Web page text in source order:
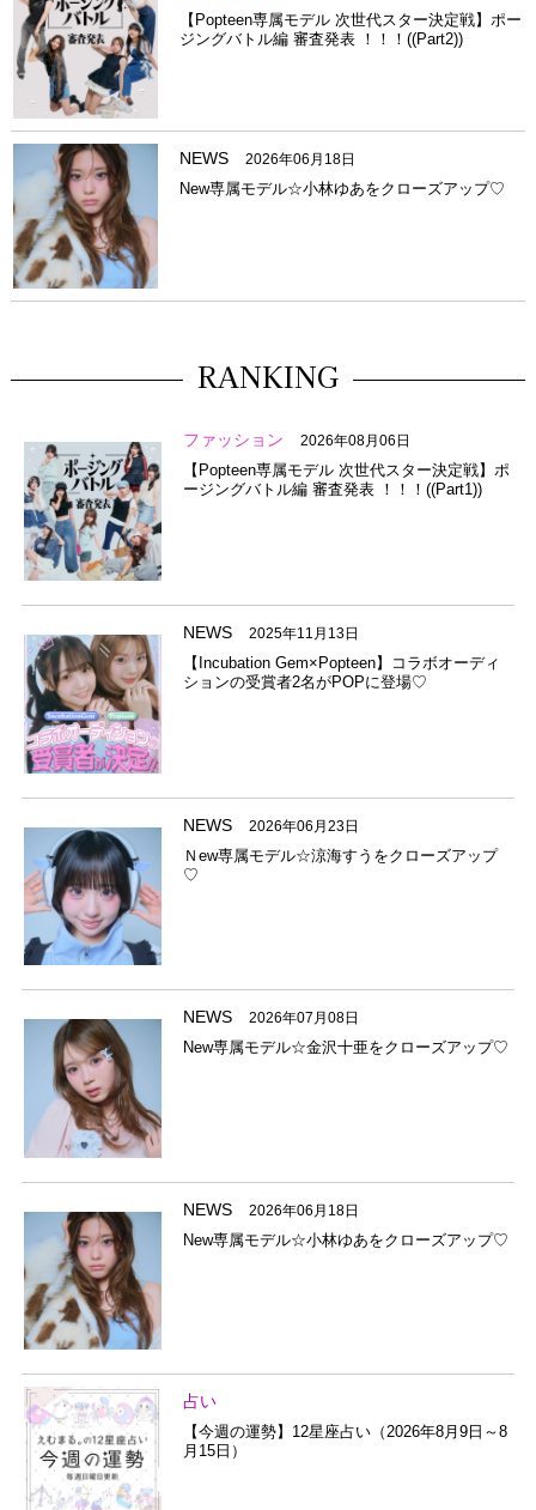
【Popteen専属モデル 次世代スター決定戦】ポー
ジングバトル編 審査発表 ！！！((Part2))
NEWS 2026年06月18日
New専属モデル☆小林ゆあをクローズアップ♡
RANKING
ファッション 2026年08月06日
【Popteen専属モデル 次世代スター決定戦】ポ
ージングバトル編 審査発表 ！！！((Part1))
NEWS 2025年11月13日
【Incubation Gem×Popteen】コラボオーディ
ションの受賞者2名がPOPに登場♡
NEWS 2026年06月23日
Ｎew専属モデル☆涼海すうをクローズアップ
♡
NEWS 2026年07月08日
New専属モデル☆金沢十亜をクローズアップ♡
NEWS 2026年06月18日
New専属モデル☆小林ゆあをクローズアップ♡
占い
【今週の運勢】12星座占い（2026年8月9日～8
月15日）